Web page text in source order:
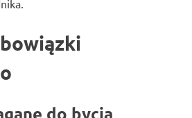
do bycia